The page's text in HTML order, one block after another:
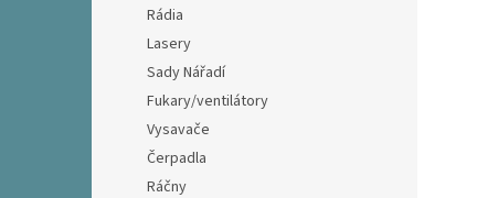
Rádia
Lasery
Sady Nářadí
Fukary/ventilátory
Vysavače
Čerpadla
Ráčny